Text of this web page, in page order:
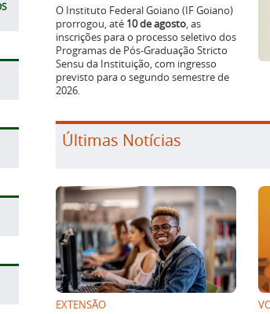
O Instituto Federal Goiano (IF Goiano)
prorrogou, até 10 de agosto, as
inscrições para o processo seletivo dos
Programas de Pós-Graduação Stricto
Sensu da Instituição, com ingresso
previsto para o segundo semestre de
2026.
Últimas Notícias
EXTENSÃO